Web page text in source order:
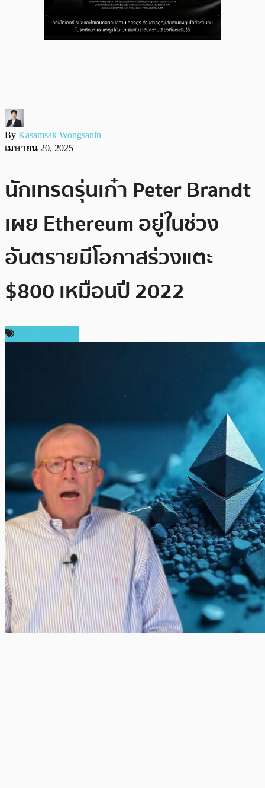
By Kasamsak Wongsanin
เมษายน 20, 2025
นักเทรดรุ่นเก๋า Peter Brandt
เผย Ethereum อยู่ในช่วง
อันตรายมีโอกาสร่วงแตะ
$800 เหมือนปี 2022